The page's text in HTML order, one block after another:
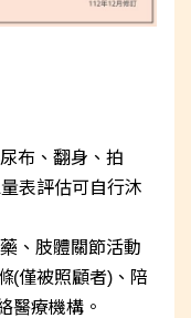
布、翻身、拍
表評估可自行沐
、肢體關節活動
(僅被照顧者)、陪
醫療機構。